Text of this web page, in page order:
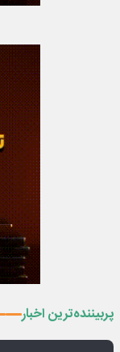
پربیننده‌ترین اخبار